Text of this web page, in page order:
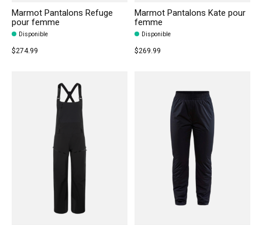
Marmot Pantalons Refuge
pour femme
Disponible
$274.99
Marmot Pantalons Kate pour
femme
Disponible
$269.99